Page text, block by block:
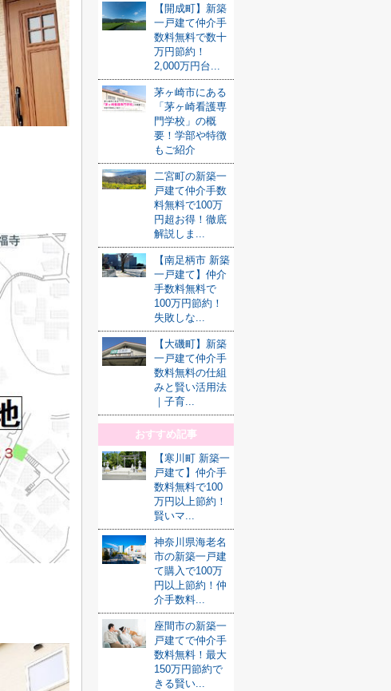
【開成町】新築
一戸建て仲介手
数料無料で数十
万円節約！
2,000万円台...
茅ヶ崎市にある
「茅ヶ崎看護専
門学校」の概
要！学部や特徴
もご紹介
二宮町の新築一
戸建て仲介手数
料無料で100万
円超お得！徹底
解説しま...
【南足柄市 新築
一戸建て】仲介
手数料無料で
100万円節約！
失敗しな...
【大磯町】新築
一戸建て仲介手
数料無料の仕組
みと賢い活用法
｜子育...
おすすめ記事
【寒川町 新築一
戸建て】仲介手
数料無料で100
万円以上節約！
賢いマ...
神奈川県海老名
市の新築一戸建
て購入で100万
円以上節約！仲
介手数料...
座間市の新築一
戸建てで仲介手
数料無料！最大
150万円節約で
きる賢い...